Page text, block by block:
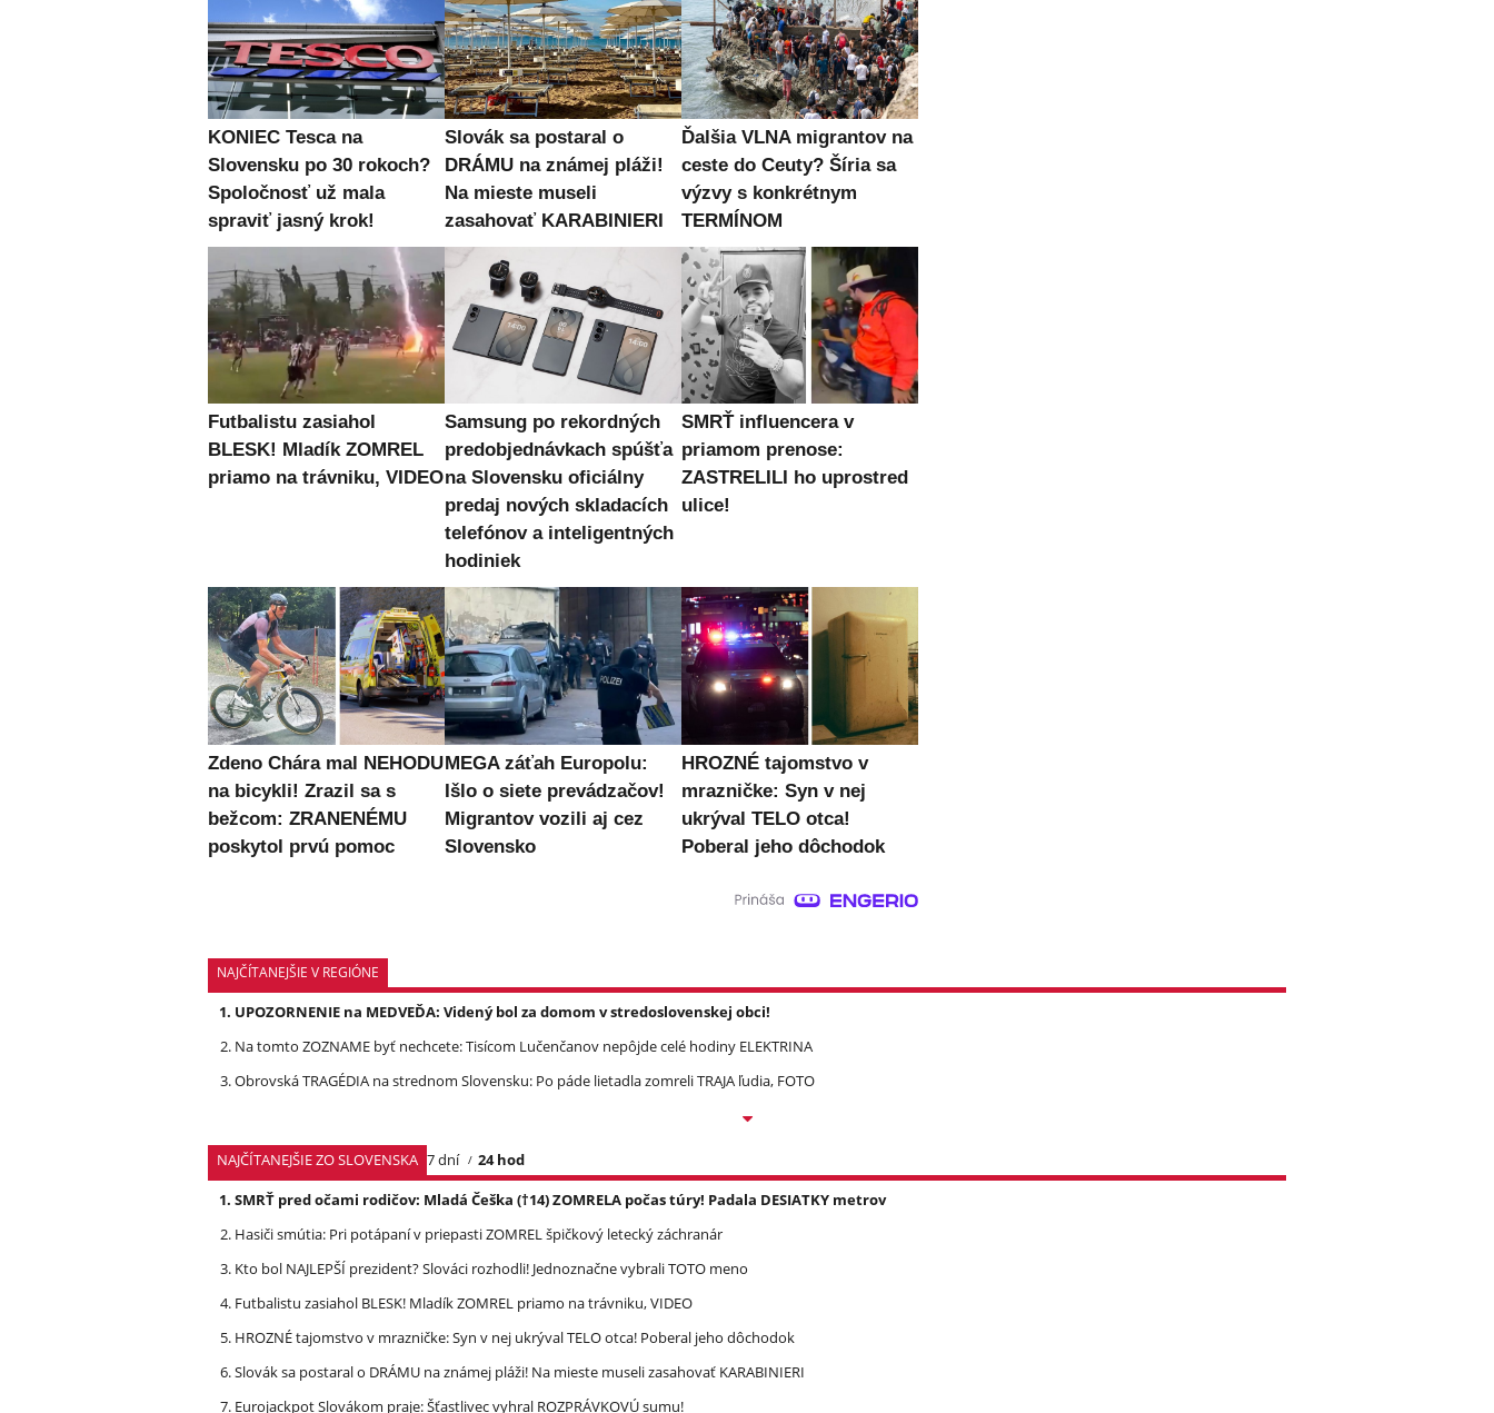
KONIEC Tesca na
Slovensku po 30 rokoch?
Spoločnosť už mala
spraviť jasný krok!
Slovák sa postaral o
DRÁMU na známej pláži!
Na mieste museli
zasahovať KARABINIERI
Ďalšia VLNA migrantov na
ceste do Ceuty? Šíria sa
výzvy s konkrétnym
TERMÍNOM
Futbalistu zasiahol
BLESK! Mladík ZOMREL
priamo na trávniku, VIDEO
Samsung po rekordných
predobjednávkach spúšťa
na Slovensku oficiálny
predaj nových skladacích
telefónov a inteligentných
hodiniek
SMRŤ influencera v
priamom prenose:
ZASTRELILI ho uprostred
ulice!
Zdeno Chára mal NEHODU
na bicykli! Zrazil sa s
bežcom: ZRANENÉMU
poskytol prvú pomoc
MEGA záťah Europolu:
Išlo o siete prevádzačov!
Migrantov vozili aj cez
Slovensko
HROZNÉ tajomstvo v
mrazničke: Syn v nej
ukrýval TELO otca!
Poberal jeho dôchodok
NAJČÍTANEJŠIE V REGIÓNE
UPOZORNENIE na MEDVEĎA: Videný bol za domom v stredoslovenskej obci!
Na tomto ZOZNAME byť nechcete: Tisícom Lučenčanov nepôjde celé hodiny ELEKTRINA
Obrovská TRAGÉDIA na strednom Slovensku: Po páde lietadla zomreli TRAJA ľudia, FOTO
NAJČÍTANEJŠIE ZO SLOVENSKA 7 dní
24 hod
SMRŤ pred očami rodičov: Mladá Češka (†14) ZOMRELA počas túry! Padala DESIATKY metrov
Hasiči smútia: Pri potápaní v priepasti ZOMREL špičkový letecký záchranár
Kto bol NAJLEPŠÍ prezident? Slováci rozhodli! Jednoznačne vybrali TOTO meno
Futbalistu zasiahol BLESK! Mladík ZOMREL priamo na trávniku, VIDEO
HROZNÉ tajomstvo v mrazničke: Syn v nej ukrýval TELO otca! Poberal jeho dôchodok
Slovák sa postaral o DRÁMU na známej pláži! Na mieste museli zasahovať KARABINIERI
Eurojackpot Slovákom praje: Šťastlivec vyhral ROZPRÁVKOVÚ sumu!